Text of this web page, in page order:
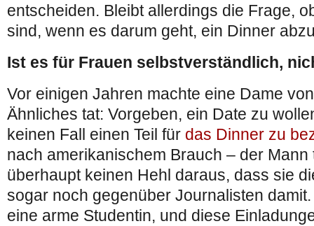
entscheiden. Bleibt allerdings die Frage,
sind, wenn es darum geht, ein Dinner
Ist es für Frauen selbstverständlich,
Vor einigen Jahren machte eine Dame
Ähnliches tat: Vorgeben, ein Date zu
keinen Fall einen Teil für das Dinner zu
nach amerikanischem Brauch – der Mann
überhaupt keinen Hehl daraus, dass sie
sogar noch gegenüber Journalisten
eine arme Studentin, und diese